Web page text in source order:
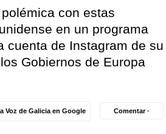
con estas
en un programa
cuenta de Instagram de su
Gobiernos de Europa
Voz de Galicia en Google Comentar ·